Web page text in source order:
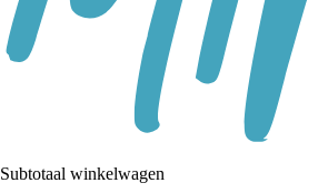
Subtotaal winkelwagen